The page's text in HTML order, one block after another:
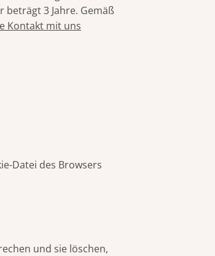
3 Jahre. Gemäß
Kontakt mit uns
Datei des Browsers
und sie löschen,